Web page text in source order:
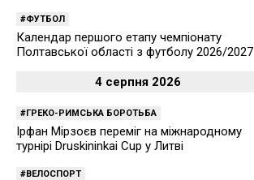
ФУТБОЛ
Календар першого етапу чемпіонату
Полтавської області з футболу 2026/2027
4 серпня 2026
ГРЕКО-РИМСЬКА БОРОТЬБА
Ірфан Мірзоєв переміг на міжнародному
турнірі Druskininkai Cup у Литві
ВЕЛОСПОРТ